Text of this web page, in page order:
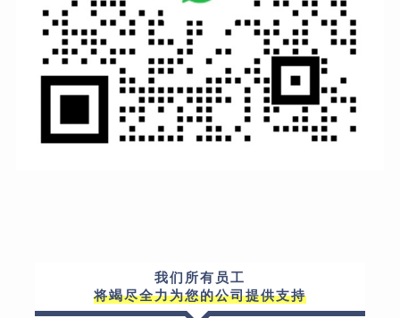
我们所有员工
将竭尽全力为您的公司提供支持